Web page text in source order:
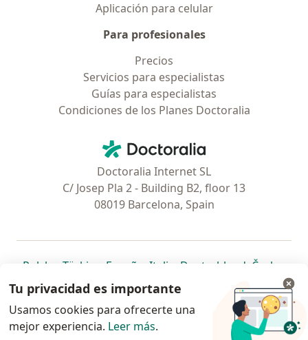
Aplicación para celular
Para profesionales
Precios
Servicios para especialistas
Guías para especialistas
Condiciones de los Planes Doctoralia
Doctoralia - Página de inicio
Doctoralia Internet SL
C/ Josep Pla 2 - Building B2, floor 13
08019 Barcelona, Spain
Polska se abre en una nueva pestaña
Türkiye se abre en una nueva pestaña
España se abre en una nueva pestaña
Italia se abre en una nueva
Deutschlandse abre en
Česko
Portugal
se abre en una nueva pestaña
México se abre en una nueva pestaña
Chile se abre en una nueva pestaña
Brasil se abre en una nueva
se abre en
se
se abre en una nueva
www.doctoralia.pe © 2026 - Encuentra tu
Tu privacidad es importante
Usamos cookies para ofrecerte una
mejor experiencia. Leer más.